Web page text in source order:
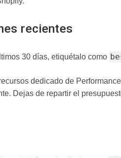
recientes
30 días, etiquétalo como
dedicado de
Dejas de repartir el